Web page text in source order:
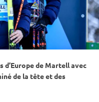
d’Europe de Martell avec
de la tête et des